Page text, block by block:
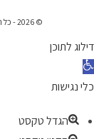
© 2026 - כל הזכויות שמורות להזדמנות ישראלית
דילוג לתוכן
פתח סרגל נגישות
כלי נגישות
הגדל טקסט